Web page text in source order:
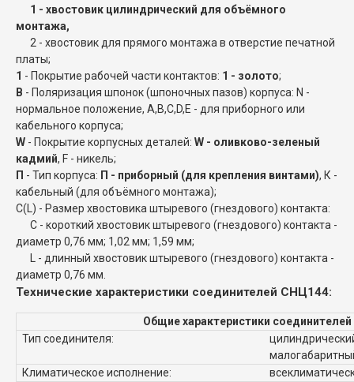
1 - хвостовик цилиндрический для объёмного
монтажа,
2 - хвостовик для прямого монтажа в отверстие печатной
платы;
1 - Покрытие рабочей части контактов: 1 - золото;
B - Поляризация шпонок (шпоночных пазов) корпуса: N -
нормальное положение, A,B,C,D,E - для приборного или
кабельного корпуса;
W - Покрытие корпусных деталей: W - оливково-зеленый
кадмий, F - никель;
П - Тип корпуса: П - приборный (для крепления винтами), К -
кабельный (для объёмного монтажа);
C(L) - Размер хвостовика штыревого (гнездового) контакта:
C - короткий хвостовик штыревого (гнездового) контакта -
диаметр 0,76 мм; 1,02 мм; 1,59 мм;
L - длинный хвостовик штыревого (гнездового) контакта -
диаметр 0,76 мм.
Технические характеристики соединителей СНЦ144:
Общие характеристики
Тип соединителя:
Климатическое исполнение: